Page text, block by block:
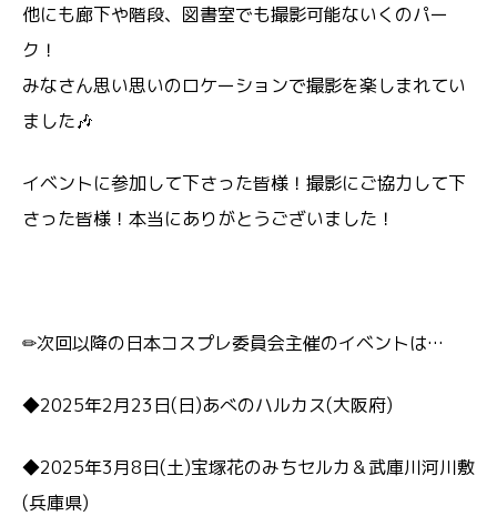
他にも廊下や階段、図書室でも撮影可能ないくのパー
ク！
みなさん思い思いのロケーションで撮影を楽しまれてい
ました🎶
イベントに参加して下さった皆様！撮影にご協力して下
さった皆様！本当にありがとうございました！
✏次回以降の日本コスプレ委員会主催のイベントは…
◆2025年2月23日(日)あべのハルカス(大阪府)
◆2025年3月8日(土)宝塚花のみちセルカ＆武庫川河川敷
(兵庫県)